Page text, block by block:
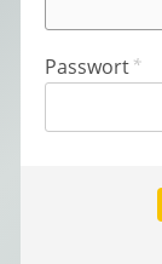
*
Passwort